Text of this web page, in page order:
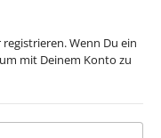
Wenn Du ein
mit Deinem Konto zu